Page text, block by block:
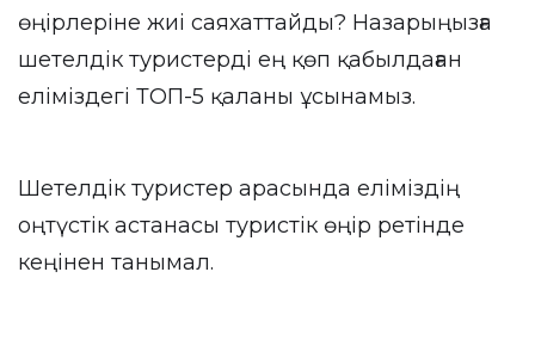
өңірлеріне жиі саяхаттайды? Назарыңызға
шетелдік туристерді ең қөп қабылдаған
еліміздегі ТОП-5 қаланы ұсынамыз.
Шетелдік туристер арасында еліміздің
оңтүстік астанасы туристік өңір ретінде
кеңінен танымал.